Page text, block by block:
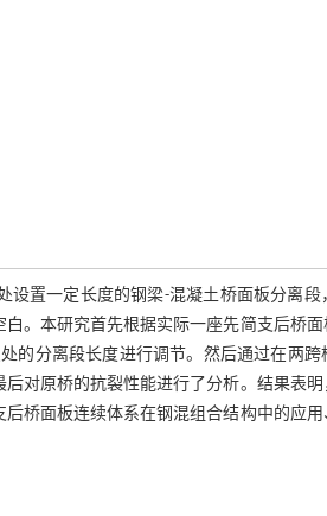
置一定长度的钢梁-混凝土桥面板分离
。本研究首先根据实际一座先简支后桥
的分离段长度进行调节。然后通过在两
对原桥的抗裂性能进行了分析。结果表
桥面板连续体系在钢混组合结构中的应